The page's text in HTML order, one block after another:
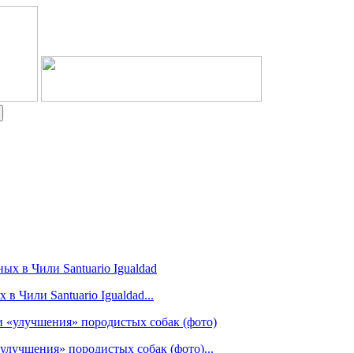
Чили Santuario Igualdad...
породистых собак (фото)...